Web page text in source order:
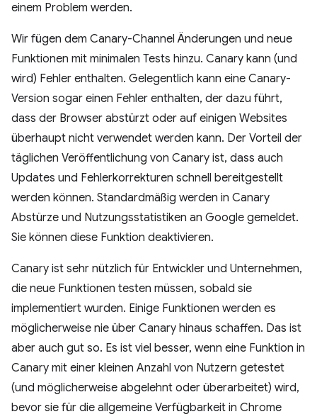
einem Problem werden.
Wir fügen dem Canary-Channel Änderungen und neue
Funktionen mit minimalen Tests hinzu. Canary kann (und
wird) Fehler enthalten. Gelegentlich kann eine Canary-
Version sogar einen Fehler enthalten, der dazu führt,
dass der Browser abstürzt oder auf einigen Websites
überhaupt nicht verwendet werden kann. Der Vorteil der
täglichen Veröffentlichung von Canary ist, dass auch
Updates und Fehlerkorrekturen schnell bereitgestellt
werden können. Standardmäßig werden in Canary
Abstürze und Nutzungsstatistiken an Google gemeldet.
Sie können diese Funktion deaktivieren.
Canary ist sehr nützlich für Entwickler und Unternehmen,
die neue Funktionen testen müssen, sobald sie
implementiert wurden. Einige Funktionen werden es
möglicherweise nie über Canary hinaus schaffen. Das ist
aber auch gut so. Es ist viel besser, wenn eine Funktion in
Canary mit einer kleinen Anzahl von Nutzern getestet
(und möglicherweise abgelehnt oder überarbeitet) wird,
bevor sie für die allgemeine Verfügbarkeit in Chrome